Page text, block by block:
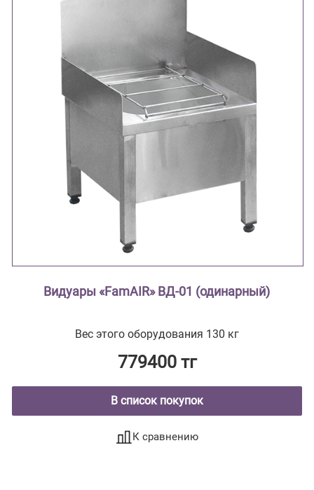
Видуары «FamAIR» ВД-01 (одинарный)
Вес этого оборудования 130 кг
779400 тг
В список покупок
К сравнению